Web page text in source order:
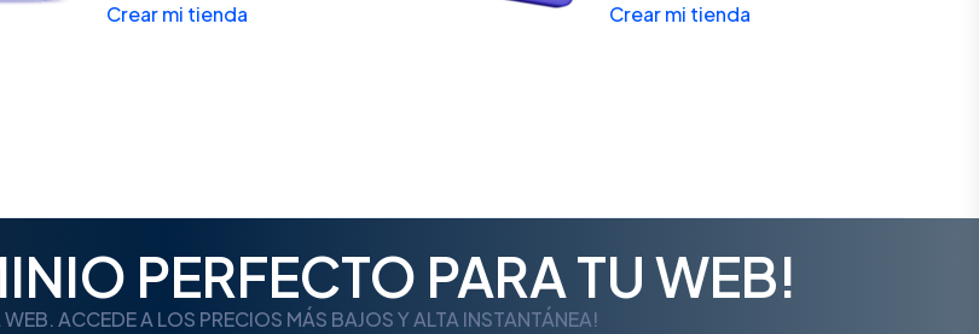
Crear mi tienda
Crear mi tienda
PERFECTO PARA TU WEB!
ACCEDE A LOS PRECIOS MÁS BAJOS Y ALTA INSTANTÁNEA!